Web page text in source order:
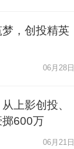
，创投精英
06月28日
上影创投、
600万
06月21日